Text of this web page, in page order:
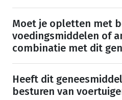
Moet je opletten met
voedingsmiddelen of
combinatie met dit
Heeft dit
besturen van